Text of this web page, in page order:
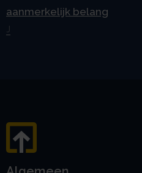
aanmerkelijk belang